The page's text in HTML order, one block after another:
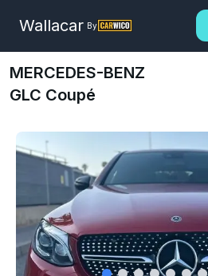
Wallacar By
MERCEDES-BENZ
GLC Coupé